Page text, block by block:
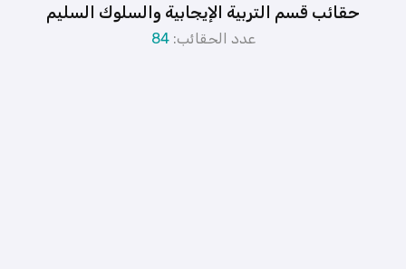
حقائب قسم التربية الإيجابية والسلوك السليم
عدد الحقائب:84